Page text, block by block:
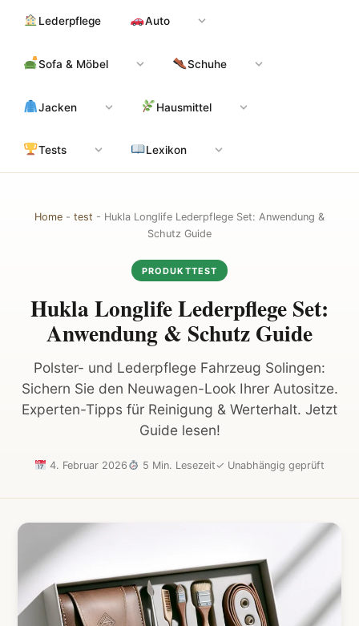
Inhalt
Lederpflege Auto
Sofa & Möbel Schuhe
Jacken Hausmittel
Tests Lexikon
Home - test - Hukla Longlife Lederpflege Set: Anwendung &
Schutz Guide
PRODUKTTEST
Hukla Longlife Lederpflege Set:
Anwendung & Schutz Guide
Polster- und Lederpflege Fahrzeug Solingen:
Sichern Sie den Neuwagen-Look Ihrer Autositze.
Experten-Tipps für Reinigung & Werterhalt. Jetzt
Guide lesen!
4. Februar 2026 5 Min. Lesezeit✓ Unabhängig geprüft